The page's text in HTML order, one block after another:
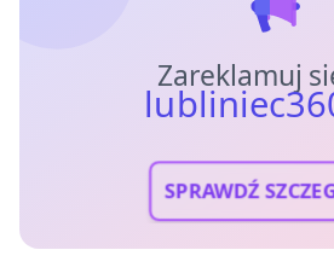
Zareklamuj
SPRAWDŹ